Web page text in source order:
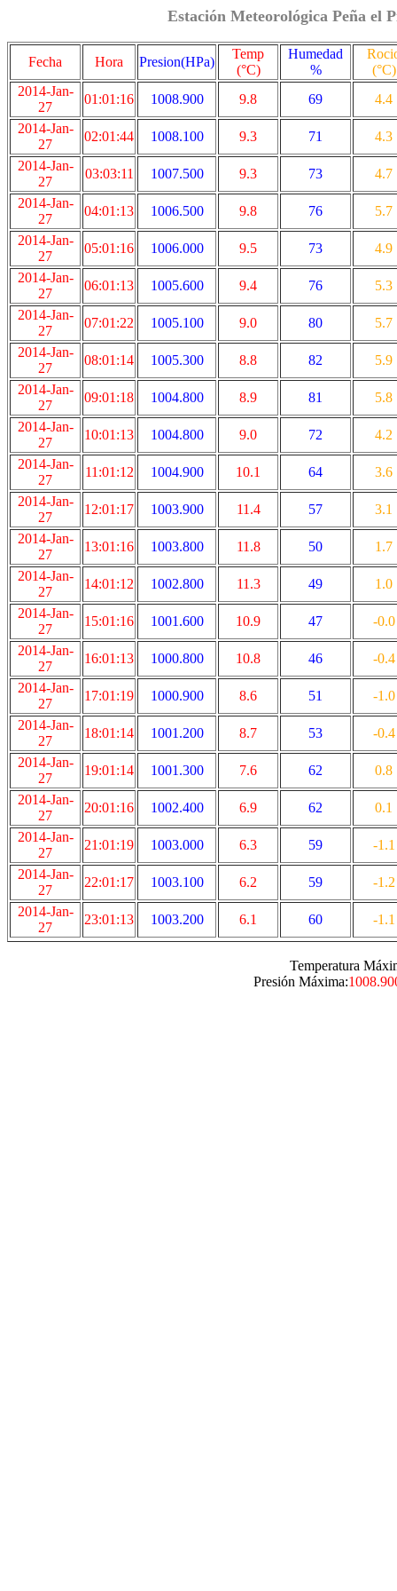
Estación Meteorológica Peña el
Fecha Hora Presion(HPa)
Temp
(°C)
Humedad
%
(°C)
2014-Jan-
27
01:01:16 1008.900 9.8 69
4.4
2014-Jan-
27
02:01:44 1008.100 9.3 71
4.3
2014-Jan-
27
03:03:11 1007.500 9.3 73
4.7
2014-Jan-
27
04:01:13 1006.500 9.8 76
5.7
2014-Jan-
27
05:01:16 1006.000 9.5 73
4.9
2014-Jan-
27
06:01:13 1005.600 9.4 76
5.3
2014-Jan-
27
07:01:22 1005.100 9.0 80
5.7
2014-Jan-
27
08:01:14 1005.300 8.8 82
5.9
2014-Jan-
27
09:01:18 1004.800 8.9 81
5.8
2014-Jan-
27
10:01:13 1004.800 9.0 72
4.2
2014-Jan-
27
11:01:12 1004.900 10.1 64
3.6
2014-Jan-
27
12:01:17 1003.900 11.4 57
3.1
2014-Jan-
27
13:01:16 1003.800 11.8 50
1.7
2014-Jan-
27
14:01:12 1002.800 11.3 49
1.0
2014-Jan-
27
15:01:16 1001.600 10.9 47
-0.0
2014-Jan-
27
16:01:13 1000.800 10.8 46
-0.4
2014-Jan-
27
17:01:19 1000.900 8.6 51
-1.0
2014-Jan-
27
18:01:14 1001.200 8.7 53
-0.4
2014-Jan-
27
19:01:14 1001.300 7.6 62
0.8
2014-Jan-
27
20:01:16 1002.400 6.9 62
0.1
2014-Jan-
27
21:01:19 1003.000 6.3 59
-1.1
2014-Jan-
27
22:01:17 1003.100 6.2 59
-1.2
2014-Jan-
27
23:01:13 1003.200 6.1 60 -1.1
Temperatura
Presión Máxima: